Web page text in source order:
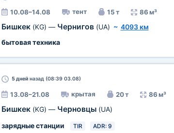
10.08–14.08 тент 15 т 86 м³
Бишкек (KG) — Чернигов (UA) ~ 4093 км
бытовая техника
5 днейназад (08:39 03.08)
13.08–21.08 крытая 20 т 86 м³
Бишкек (KG) — Черновцы (UA)
зарядные станции
TIR ADR: 9